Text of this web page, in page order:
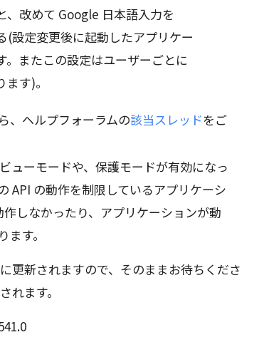
、改めて Google 日本語入力を
(設定変更後に起動したアプリケー
。またこの設定はユーザーごとに
す)。
、ヘルプフォーラムの該当スレッドをご
ューモードや、保護モードが有効になっ
API の動作を制限しているアプリケーシ
しなかったり、アプリケーションが動
す。
更新されますので、そのままお待ちくださ
れます。